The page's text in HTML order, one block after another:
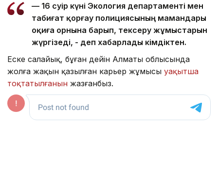
— 16 сәуір күні Экология департаменті мен
табиғат қорғау полициясының мамандары
оқиға орнына барып, тексеру жұмыстарын
жүргізеді, - деп хабарлады әкімдіктен.
Еске салайық, бұған дейін Алматы облысында
жолға жақын қазылған карьер жұмысы уақытша
тоқтатылғанын жазғанбыз.